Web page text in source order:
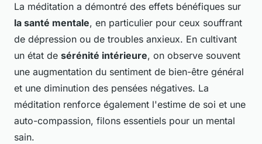
La méditation a démontré des effets bénéfiques sur
la santé mentale, en particulier pour ceux souffrant
de dépression ou de troubles anxieux. En cultivant
un état de sérénité intérieure, on observe souvent
une augmentation du sentiment de bien-être général
et une diminution des pensées négatives. La
méditation renforce également l'estime de soi et une
auto-compassion, filons essentiels pour un mental
sain.